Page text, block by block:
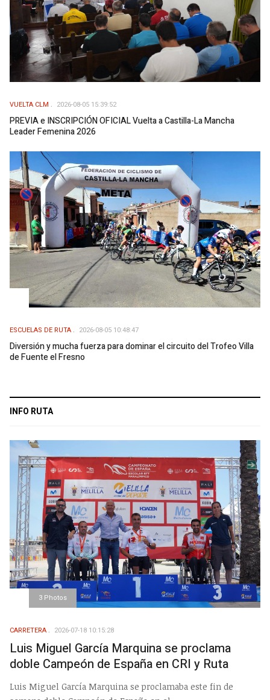
VUELTA CLM 2026-08-05 15:39:52
PREVIA e INSCRIPCIÓN OFICIAL Vuelta a Castilla-La Mancha
Leader Femenina 2026
ESCUELAS DE RUTA 2026-08-05 10:48:47
Diversión y mucha fuerza para dominar el circuito del Trofeo Villa
de Fuente el Fresno
INFO RUTA
3 Photos
CARRETERA 2026-07-18 10:15:28
Luis Miguel García Marquina se proclama
doble Campeón de España en CRI y Ruta
Luis Miguel García Marquina se proclamaba este fin de